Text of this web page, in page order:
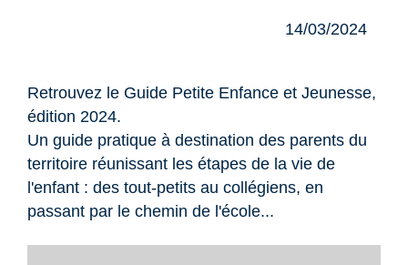
14/03/2024
Retrouvez le Guide Petite Enfance et Jeunesse,
édition 2024.
Un guide pratique à destination des parents du
territoire réunissant les étapes de la vie de
l'enfant : des tout-petits au collégiens, en
passant par le chemin de l'école...